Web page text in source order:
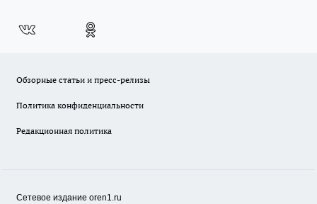
Обзорные статьи и пресс-релизы
Политика конфиденциальности
Редакционная политика
Сетевое издание oren1.ru